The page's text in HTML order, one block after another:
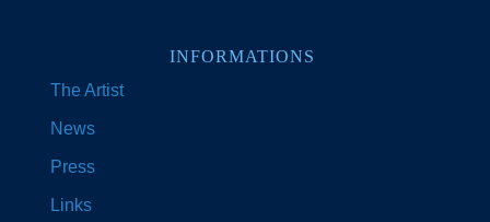
INFORMATIONS
The Artist
News
Press
Links